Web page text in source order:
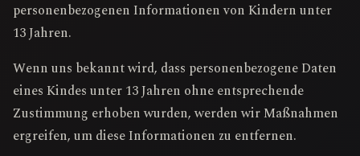
personenbezogenen Informationen von Kindern unter
13 Jahren.
Wenn uns bekannt wird, dass personenbezogene Daten
eines Kindes unter 13 Jahren ohne entsprechende
Zustimmung erhoben wurden, werden wir Maßnahmen
ergreifen, um diese Informationen zu entfernen.